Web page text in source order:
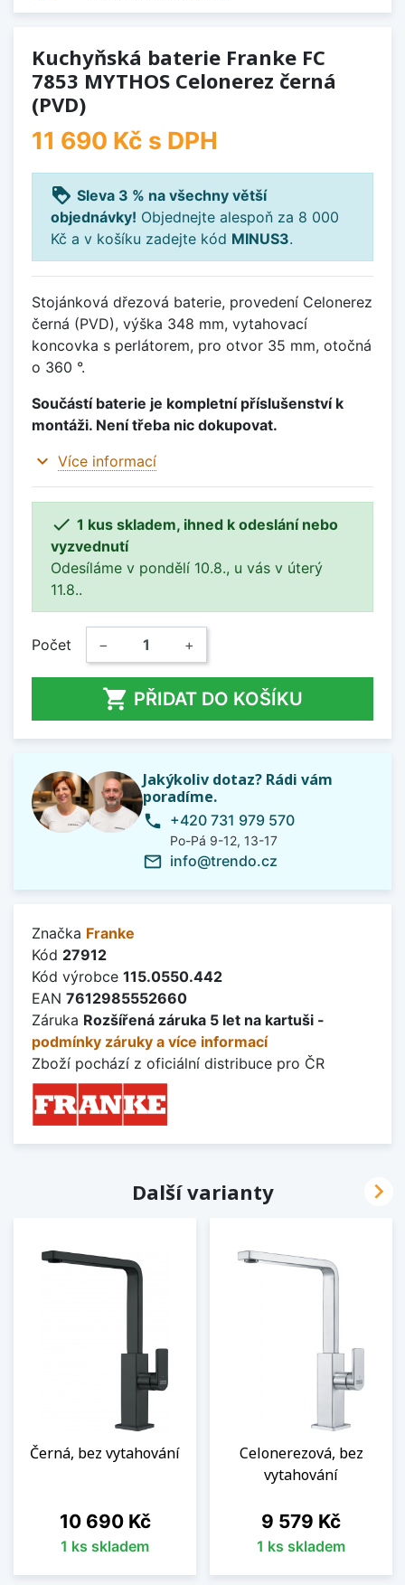
Kuchyňská baterie Franke FC
7853 MYTHOS Celonerez černá
(PVD)
11 690 Kč s DPH
loyalty Sleva 3 % na všechny větší
objednávky! Objednejte alespoň za 8 000
Kč a v košíku zadejte kód MINUS3.
Stojánková dřezová baterie, provedení Celonerez
černá (PVD), výška 348 mm, vytahovací
koncovka s perlátorem, pro otvor 35 mm, otočná
o 360 °.
Součástí baterie je kompletní příslušenství k
montáži. Není třeba nic dokupovat.
expand_more Více informací
 1 kus skladem, ihned k odeslání nebo
vyzvednutí
Odesíláme v pondělí 10.8., u vás v úterý
11.8..
Počet − +
 PŘIDAT DO KOŠÍKU
Jakýkoliv dotaz? Rádi vám
poradíme.
phone +420 731 979 570
Po-Pá 9-12, 13-17
mail_outline info@trendo.cz
Značka Franke
Kód 27912
Kód výrobce 115.0550.442
EAN 7612985552660
Záruka Rozšířená záruka 5 let na kartuši -
podmínky záruky a více informací
Zboží pochází z oficiální distribuce pro ČR
Další varianty
Černá, bez vytahování
Cena
10 690 Kč
1 ks skladem
Celonerezová, bez
vytahování
Cena
9 579 Kč
1 ks skladem
